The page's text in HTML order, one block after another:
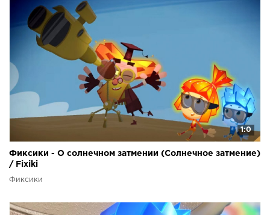
1:0
Фиксики - О солнечном затмении (Солнечное затмение)
/ Fixiki
Фиксики